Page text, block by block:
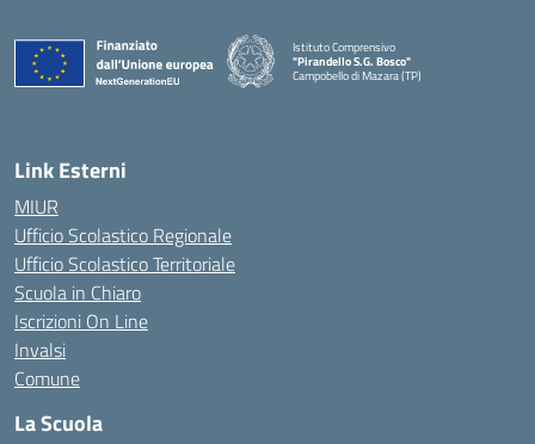
Istituto Comprensivo
"Pirandello S.G. Bosco"
Campobello di Mazara (TP)
— Visita la pagina iniziale della scuola
Link Esterni
MIUR
Ufficio Scolastico Regionale
Ufficio Scolastico Territoriale
Scuola in Chiaro
Iscrizioni On Line
Invalsi
Comune
La Scuola